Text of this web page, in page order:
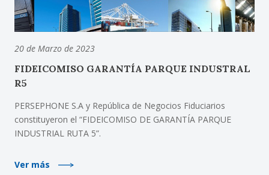
20 de Marzo de 2023
FIDEICOMISO GARANTÍA PARQUE INDUSTRAL
R5
PERSEPHONE S.A y República de Negocios Fiduciarios
constituyeron el “FIDEICOMISO DE GARANTÍA PARQUE
INDUSTRIAL RUTA 5”.
Ver más